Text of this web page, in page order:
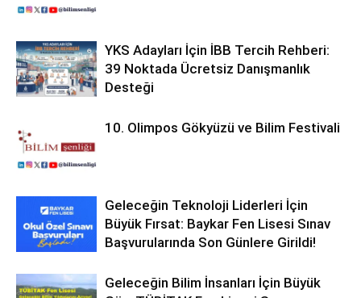
YKS Adayları İçin İBB Tercih Rehberi:
39 Noktada Ücretsiz Danışmanlık
Desteği
10. Olimpos Gökyüzü ve Bilim Festivali
Geleceğin Teknoloji Liderleri İçin
Büyük Fırsat: Baykar Fen Lisesi Sınav
Başvurularında Son Günlere Girildi!
Geleceğin Bilim İnsanları İçin Büyük